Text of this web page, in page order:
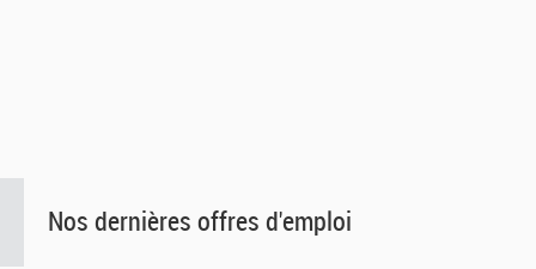
Nos dernières offres d'emploi